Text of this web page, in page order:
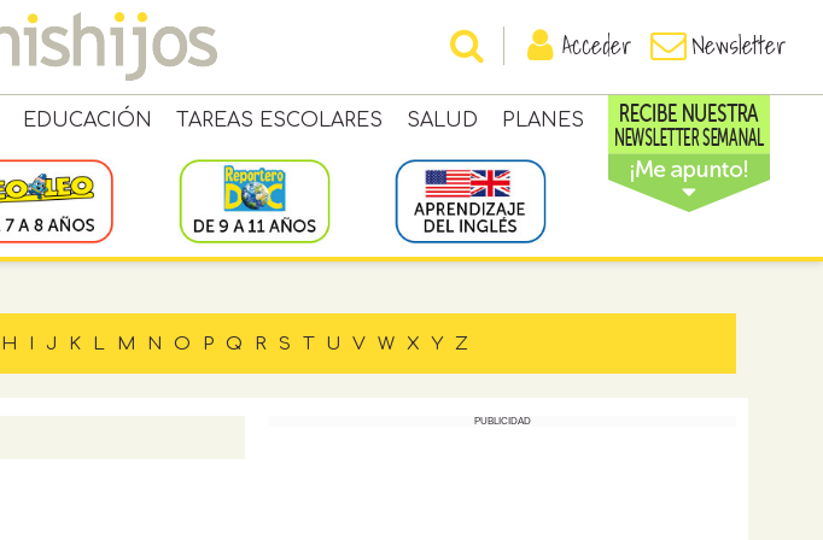
Acceder Newsletter
EDUCACIÓN TAREAS ESCOLARES SALUD PLANES
H I J K L M N O P Q R S T U V W X Y Z
PUBLICIDAD